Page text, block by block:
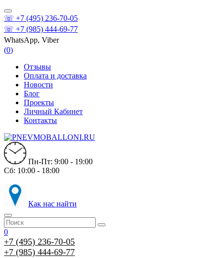
☏ +7 (495) 236-70-05
☏ +7 (985) 444-69-77
WhatsApp, Viber
(0)
Отзывы
Оплата и доставка
Новости
Блог
Проекты
Личный Кабинет
Контакты
Пн-Пт: 9:00 - 19:00
Сб: 10:00 - 18:00
Как нас найти
0
+7 (495) 236-70-05
+7 (985) 444-69-77